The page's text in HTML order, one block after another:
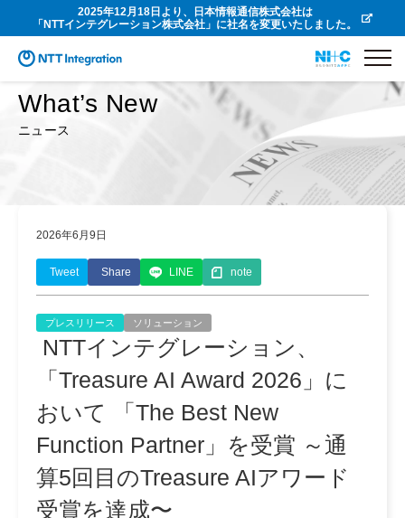
2025年12月18日より、日本情報通信株式会社は
「NTTインテグレーション株式会社」に社名を変更いたしました。
What’s New
ニュース
2026年6月9日
Tweet Share LINE note
プレスリリース ソリューション
NTTインテグレーション、
「Treasure AI Award 2026」に
おいて 「The Best New
Function Partner」を受賞 ～通
算5回目のTreasure AIアワード
受賞を達成〜